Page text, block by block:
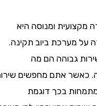
ומנוסה היא
ביוב תקינה.
גבוהה הם מה
אתם מחפשים שירות
בכך דוגמת